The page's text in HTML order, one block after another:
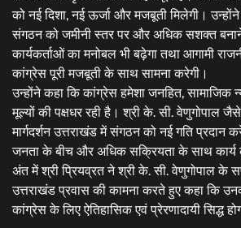
को नई दिशा, नई ऊर्जा और मजबूती मिलेगी।
संगठन को जमीनी स्तर पर और अधिक सशक्त
कार्यकर्ताओं का मनोबल भी बढ़ेगा तथा आगामी
कांग्रेस पूरी मजबूती के साथ सामना करेगी।
उन्होंने कहा कि कांग्रेस हमेशा जनहित, सामाजिक
मूल्यों की पक्षधर रही है। श्री के. सी. वेणुगोपाल
मार्गदर्शन उत्तराखंड में संगठन को नई गति प्रदान
जनता के बीच और अधिक सक्रियता के साथ कार्य
अंत में श्री प्रियव्रत ने श्री के. सी. वेणुगोपाल के
उत्तराखंड प्रवास की कामना करते हुए कहा कि
कांग्रेस के लिए ऐतिहासिक एवं प्रेरणादायी सिद्ध